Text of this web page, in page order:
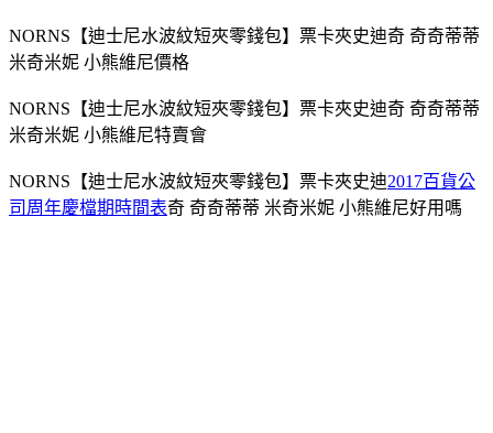
NORNS【迪士尼水波紋短夾零錢包】票卡夾史迪奇 奇奇蒂蒂
米奇米妮 小熊維尼價格
NORNS【迪士尼水波紋短夾零錢包】票卡夾史迪奇 奇奇蒂蒂
米奇米妮 小熊維尼特賣會
NORNS【迪士尼水波紋短夾零錢包】票卡夾史迪2017百貨公
司周年慶檔期時間表奇 奇奇蒂蒂 米奇米妮 小熊維尼好用嗎